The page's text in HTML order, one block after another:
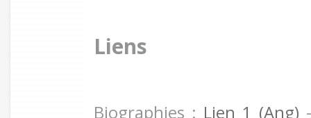
Liens
Biographies : Lien 1 (Ang)